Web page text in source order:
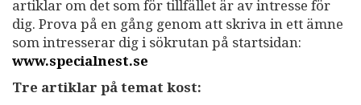
artiklar om det som för tillfället är av intresse för
dig. Prova på en gång genom att skriva in ett ämne
som intresserar dig i sökrutan på startsidan:
www.specialnest.se
Tre artiklar på temat kost: